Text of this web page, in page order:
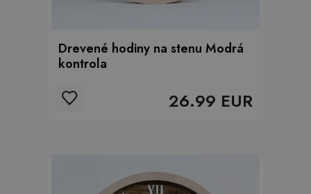
Drevené hodiny na stenu Modrá
kontrola
26.99 EUR